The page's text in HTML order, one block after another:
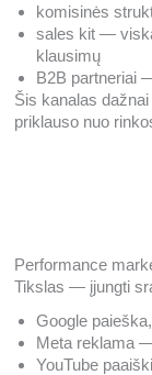
komisinės
sales kit —
klausimų
B2B partneriai
Šis kanalas
priklauso nuo
Performance
Tikslas — įjungti
Google
Meta reklama
YouTube